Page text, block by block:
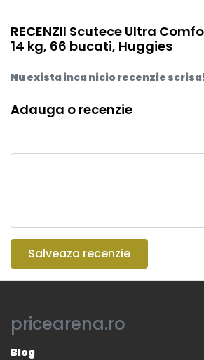
RECENZII Scutece Ultra
14 kg, 66 bucati, Huggies
Nu exista inca nicio recenzie scrisa!
Adauga o recenzie
Salveaza recenzie
pricearena.ro
Blog